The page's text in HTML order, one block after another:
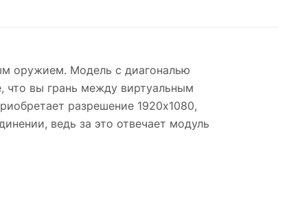
оружием. Модель с диагональю
что вы грань между виртуальным
разрешение 1920x1080,
ведь за это отвечает модуль